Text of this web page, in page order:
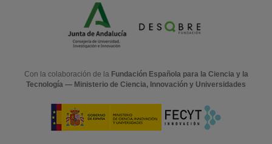
Con la colaboración de la Fundación Española para la Ciencia y la
Tecnología — Ministerio de Ciencia, Innovación y Universidades